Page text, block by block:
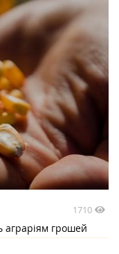
1710
аграріям грошей